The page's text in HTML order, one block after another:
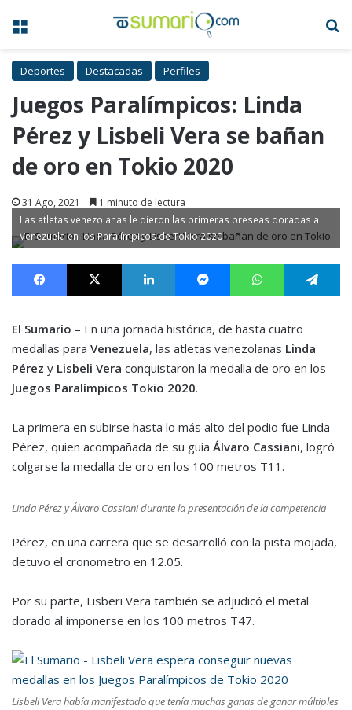
Menú
Deportes Destacadas Perfiles
Juegos Paralímpicos: Linda
Pérez y Lisbeli Vera se bañan
de oro en Tokio 2020
31 Ago, 2021 1 minuto de lectura
Las atletas venezolanas le dieron las primeras preseas doradas a
Venezuela en los Paralímpicos de Tokio 2020
Facebook X LinkedIn MessengerWhatsApp
El Sumario – En una jornada histórica, de hasta cuatro
medallas para Venezuela, las atletas venezolanas Linda
Pérez y Lisbeli Vera conquistaron la medalla de oro en los
Juegos Paralímpicos Tokio 2020.
La primera en subirse hasta lo más alto del podio fue Linda
Pérez, quien acompañada de su guía Álvaro Cassiani, logró
colgarse la medalla de oro en los 100 metros T11.
Linda Pérez y Álvaro Cassiani durante la presentación de la competencia
Pérez, en una carrera que se desarrolló con la pista mojada,
detuvo el cronometro en 12.05.
Por su parte, Lisberi Vera también se adjudicó el metal
dorado al imponerse en los 100 metros T47.
Lisbeli Vera había manifestado que tenía muchas ganas de ganar múltiples